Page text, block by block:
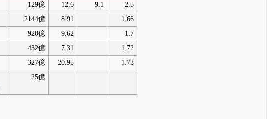
129億 12.6 9.1
2.5
2144億 8.91
1.66
920億 9.62
1.7
432億 7.31
1.72
327億 20.95
1.73
25億